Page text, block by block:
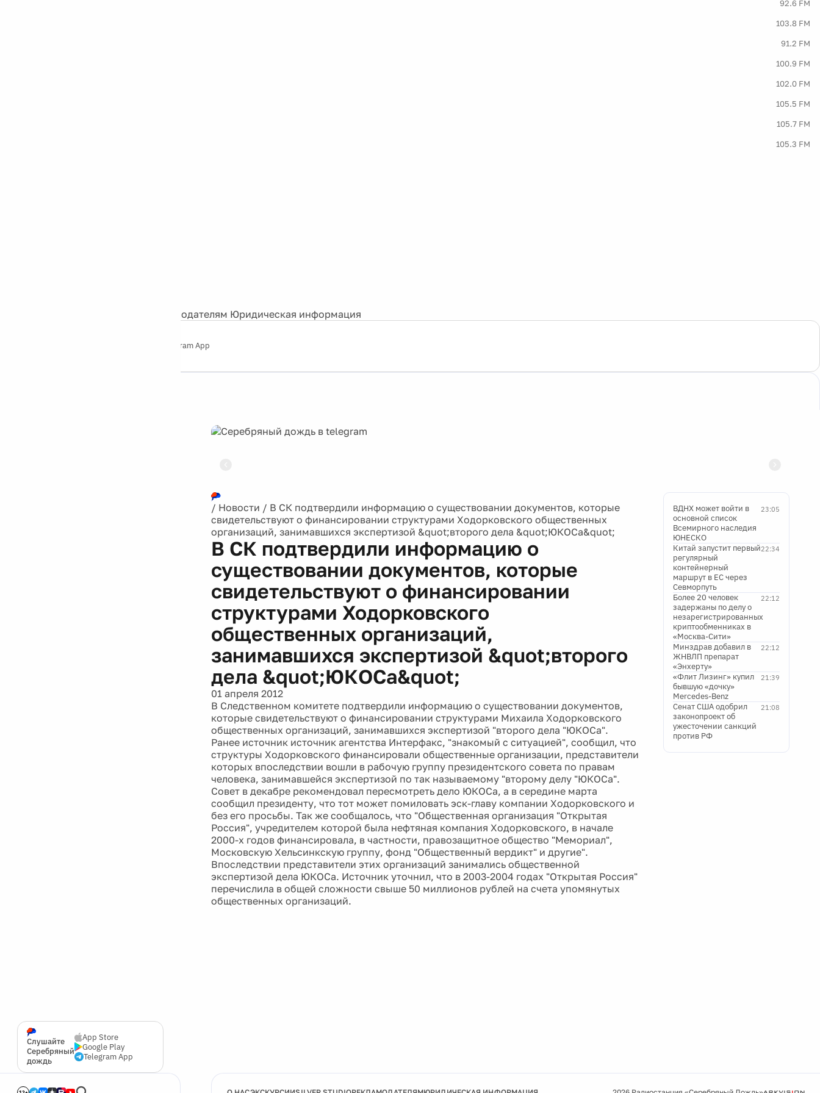
92.6 FM
103.8 FM
91.2 FM
100.9 FM
102.0 FM
105.5 FM
105.7 FM
105.3 FM
Рекламодателям Юридическая информация
Telegram App
Слушайте
Серебряный
дождь
App Store
Google Play
Telegram App
/ Новости / В СК подтвердили информацию о существовании документов, которые
свидетельствуют о финансировании структурами Ходорковского общественных
организаций, занимавшихся экспертизой &quot;второго дела &quot;ЮКОСа&quot;
В СК подтвердили информацию о
существовании документов, которые
свидетельствуют о финансировании
структурами Ходорковского
общественных организаций,
занимавшихся экспертизой &quot;второго
дела &quot;ЮКОСа&quot;
01 апреля 2012
В Следственном комитете подтвердили информацию о существовании документов,
которые свидетельствуют о финансировании структурами Михаила Ходорковского
общественных организаций, занимавшихся экспертизой "второго дела "ЮКОСа".
Ранее источник источник агентства Интерфакс, "знакомый с ситуацией", сообщил, что
структуры Ходорковского финансировали общественные организации, представители
которых впоследствии вошли в рабочую группу президентского совета по правам
человека, занимавшейся экспертизой по так называемому "второму делу "ЮКОСа".
Совет в декабре рекомендовал пересмотреть дело ЮКОСа, а в середине марта
сообщил президенту, что тот может помиловать эск-главу компании Ходорковского и
без его просьбы. Так же сообщалось, что "Общественная организация "Открытая
Россия", учредителем которой была нефтяная компания Ходорковского, в начале
2000-х годов финансировала, в частности, правозащитное общество "Мемориал",
Московскую Хельсинкскую группу, фонд "Общественный вердикт" и другие".
Впоследствии представители этих организаций занимались общественной
экспертизой дела ЮКОСа. Источник уточнил, что в 2003-2004 годах "Открытая Россия"
перечислила в общей сложности свыше 50 миллионов рублей на счета упомянутых
общественных организаций.
23:05
ВДНХ может войти в
основной список
Всемирного наследия
ЮНЕСКО
22:34
Китай запустит первый
регулярный
контейнерный
маршрут в ЕС через
Севморпуть
22:12
Более 20 человек
задержаны по делу о
незарегистрированных
криптообменниках в
«Москва-Сити»
22:12
Минздрав добавил в
ЖНВЛП препарат
«Энхерту»
21:39
«Флит Лизинг» купил
бывшую «дочку»
Mercedes-Benz
21:08
Сенат США одобрил
законопроект об
ужесточении санкций
против РФ